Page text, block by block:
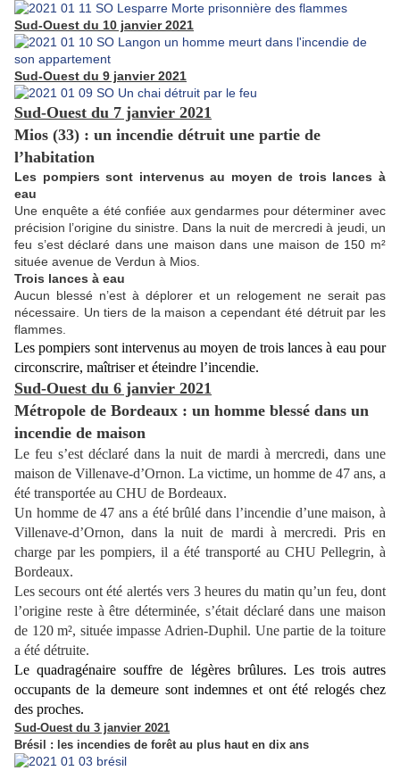
Sud-Ouest du 10 janvier 2021
Sud-Ouest du 9 janvier 2021
Sud-Ouest du 7 janvier 2021
Mios (33) : un incendie détruit une partie de
l’habitation
Les pompiers sont intervenus au moyen de trois lances à
eau
Une enquête a été confiée aux gendarmes pour déterminer avec
précision l’origine du sinistre. Dans la nuit de mercredi à jeudi, un
feu s’est déclaré dans une maison dans une maison de 150 m²
située avenue de Verdun à Mios.
Trois lances à eau
Aucun blessé n’est à déplorer et un relogement ne serait pas
nécessaire. Un tiers de la maison a cependant été détruit par les
flammes.
Les pompiers sont intervenus au moyen de trois lances à eau pour
circonscrire, maîtriser et éteindre l’incendie.
Sud-Ouest du 6 janvier 2021
Métropole de Bordeaux : un homme blessé dans un
incendie de maison
Le feu s’est déclaré dans la nuit de mardi à mercredi, dans une
maison de Villenave-d’Ornon. La victime, un homme de 47 ans, a
été transportée au CHU de Bordeaux.
Un homme de 47 ans a été brûlé dans l’incendie d’une maison, à
Villenave-d’Ornon, dans la nuit de mardi à mercredi. Pris en
charge par les pompiers, il a été transporté au CHU Pellegrin, à
Bordeaux.
Les secours ont été alertés vers 3 heures du matin qu’un feu, dont
l’origine reste à être déterminée, s’était déclaré dans une maison
de 120 m², située impasse Adrien-Duphil. Une partie de la toiture
a été détruite.
Le quadragénaire souffre de légères brûlures. Les trois autres
occupants de la demeure sont indemnes et ont été relogés chez
des proches.
Sud-Ouest du 3 janvier 2021
Brésil : les incendies de forêt au plus haut en dix ans